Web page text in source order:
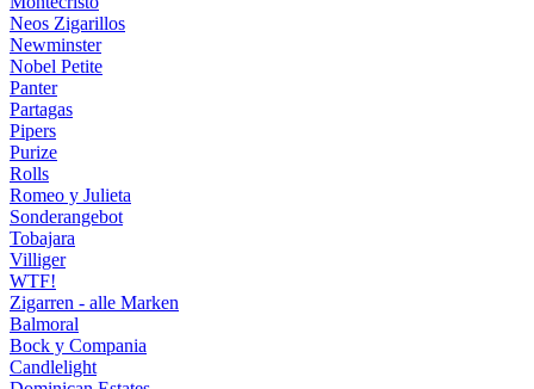
Neos Zigarillos
Newminster
Nobel Petite
Panter
Partagas
Pipers
Purize
Rolls
Romeo y Julieta
Sonderangebot
Tobajara
Villiger
WTF!
Zigarren - alle Marken
Balmoral
Bock y Compania
Candlelight